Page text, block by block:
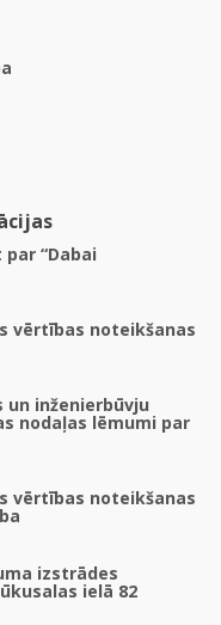
“Dabai
vērtības noteikšanas
un inženierbūvju
nodaļas lēmumi par
vērtības noteikšanas
izstrādes
ielā 82